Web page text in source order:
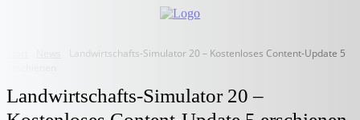
Landwirtschafts-Simulator 20 – Kostenloses Content-Update 5
Landwirtschafts-Simulator 20 –